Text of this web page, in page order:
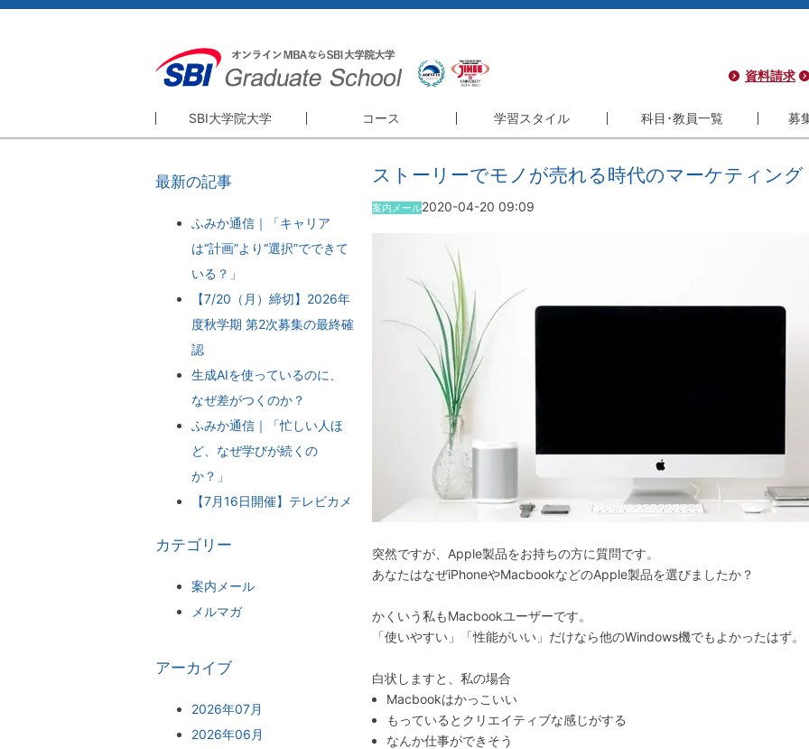
資料請求
SBI大学院大学 コース 学習スタイル 科目･教員一覧 募
精神・理念
理事長・学長挨拶
大学院概要
MBA単科コース
GBプログラム
研修プログラム
ストーリーでモノが売れる時代のマーケティング
案内メール2020-04-20 09:09
突然ですが、Apple製品をお持ちの方に質問です。
あなたはなぜiPhoneやMacbookなどのApple製品を選びましたか？
かくいう私もMacbookユーザーです。
「使いやすい」「性能がいい」だけなら他のWindows機でもよかったはず。
白状しますと、私の場合
Macbookはかっこいい
もっているとクリエイティブな感じがする
なんか仕事ができそう
最新の記事
ふみか通信｜「キャリア
は“計画”より“選択”でできて
いる？」
【7/20（月）締切】2026年
度秋学期 第2次募集の最終確
認
生成AIを使っているのに、
なぜ差がつくのか？
ふみか通信｜「忙しい人ほ
ど、なぜ学びが続くの
か？」
【7月16日開催】テレビカメ
カテゴリー
案内メール
メルマガ
アーカイブ
2026年07月
2026年06月